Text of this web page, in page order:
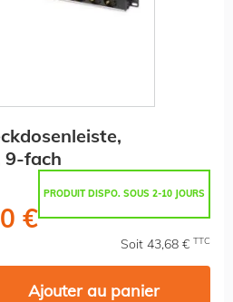
9-fach
PRODUIT DISPO. SOUS 2-10 JOURS
€
Soit 43,68 € TTC
Ajouter au panier